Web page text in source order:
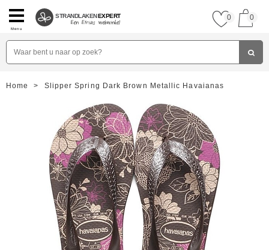
Menu
STRANDLAKENEXPERT 0 0
Home > Slipper Spring Dark Brown Metallic Havaianas